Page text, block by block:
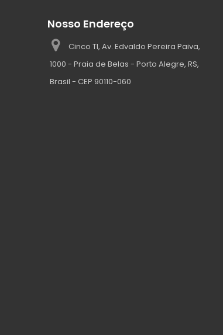
Nosso Endereço
Cinco TI, Av. Edvaldo Pereira Paiva,
1000 - Praia de Belas - Porto Alegre, RS,
Brasil - CEP 90110-060